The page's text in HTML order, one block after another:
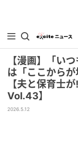
【漫画】「い
は「ここから
【夫と保育士
Vol.43】
2026.5.12